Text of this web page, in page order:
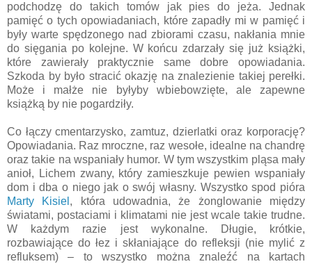
podchodzę do takich tomów jak pies do jeża. Jednak
pamięć o tych opowiadaniach, które zapadły mi w pamięć i
były warte spędzonego nad zbiorami czasu, nakłania mnie
do sięgania po kolejne. W końcu zdarzały się już książki,
które zawierały praktycznie same dobre opowiadania.
Szkoda by było stracić okazję na znalezienie takiej perełki.
Może i małże nie byłyby wbiebowzięte, ale zapewne
książką by nie pogardziły.
Co łączy cmentarzysko, zamtuz, dzierlatki oraz korporację?
Opowiadania. Raz mroczne, raz wesołe, idealne na chandrę
oraz takie na wspaniały humor. W tym wszystkim pląsa mały
anioł, Lichem zwany, który zamieszkuje pewien wspaniały
dom i dba o niego jak o swój własny. Wszystko spod pióra
Marty Kisiel , która udowadnia, że żonglowanie między
światami, postaciami i klimatami nie jest wcale takie trudne.
W każdym razie jest wykonalne. Długie, krótkie,
rozbawiające do łez i skłaniające do refleksji (nie mylić z
refluksem) – to wszystko można znaleźć na kartach